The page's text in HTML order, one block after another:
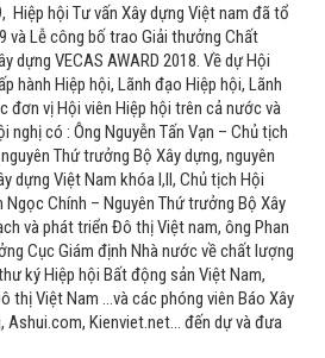
Hiệp hội Tư vấn Xây dựng Việt nam đã tổ
và Lễ công bố trao Giải thưởng Chất
dựng VECAS AWARD 2018. Về dự Hội
hành Hiệp hội, Lãnh đạo Hiệp hội, Lãnh
đơn vị Hội viên Hiệp hội trên cả nước và
nghị có : Ông Nguyễn Tấn Vạn – Chủ tịch
Thứ trưởng Bộ Xây dựng, nguyên
dựng Việt Nam khóa I,II, Chủ tịch Hội
Ngọc Chính – Nguyên Thứ trưởng Bộ Xây
và phát triển Đô thị Việt nam, ông Phan
Cục Giám định Nhà nước về chất lượng
ký Hiệp hội Bất động sản Việt Nam,
thị Việt Nam …và các phóng viên Báo Xây
Ashui.com, Kienviet.net… đến dự và đưa